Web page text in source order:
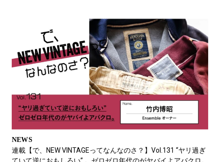
NEWS
連載【で、NEW VINTAGEってなんなのさ？】Vol.131 “ヤリ過ぎ